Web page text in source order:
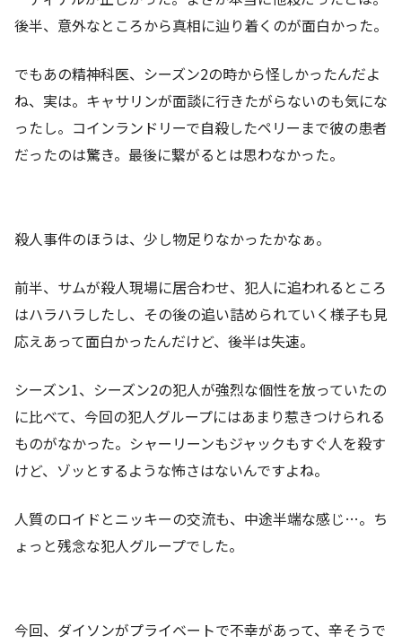
後半、意外なところから真相に辿り着くのが面白かった。
でもあの精神科医、シーズン2の時から怪しかったんだよ
ね、実は。キャサリンが面談に行きたがらないのも気にな
ったし。コインランドリーで自殺したペリーまで彼の患者
だったのは驚き。最後に繋がるとは思わなかった。
殺人事件のほうは、少し物足りなかったかなぁ。
前半、サムが殺人現場に居合わせ、犯人に追われるところ
はハラハラしたし、その後の追い詰められていく様子も見
応えあって面白かったんだけど、後半は失速。
シーズン1、シーズン2の犯人が強烈な個性を放っていたの
に比べて、今回の犯人グループにはあまり惹きつけられる
ものがなかった。シャーリーンもジャックもすぐ人を殺す
けど、ゾッとするような怖さはないんですよね。
人質のロイドとニッキーの交流も、中途半端な感じ…。ち
ょっと残念な犯人グループでした。
今回、ダイソンがプライベートで不幸があって、辛そうで